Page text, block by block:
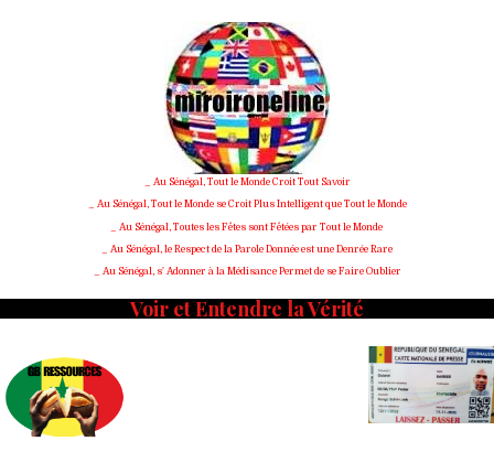
_ Au Sénégal, Tout le Monde Croit Tout Savoir
_ Au Sénégal, Tout le Monde se Croit Plus Intelligent que Tout le Monde
_ Au Sénégal, Toutes les Fêtes sont Fêtées par Tout le Monde
_ Au Sénégal, le Respect de la Parole Donnée est une Denrée Rare
_ Au Sénégal, s' Adonner à la Médisance Permet de se Faire Oublier
Voir et Entendre la Vérité